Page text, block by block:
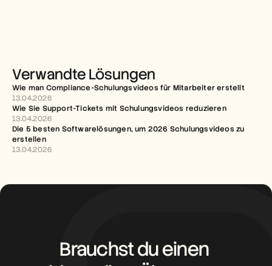
Verwandte Lösungen
Wie man Compliance-Schulungsvideos für Mitarbeiter erstellt
13.04.2026
Wie Sie Support-Tickets mit Schulungsvideos reduzieren
13.04.2026
Die 5 besten Softwarelösungen, um 2026 Schulungsvideos zu
erstellen
13.04.2026
Brauchst du einen